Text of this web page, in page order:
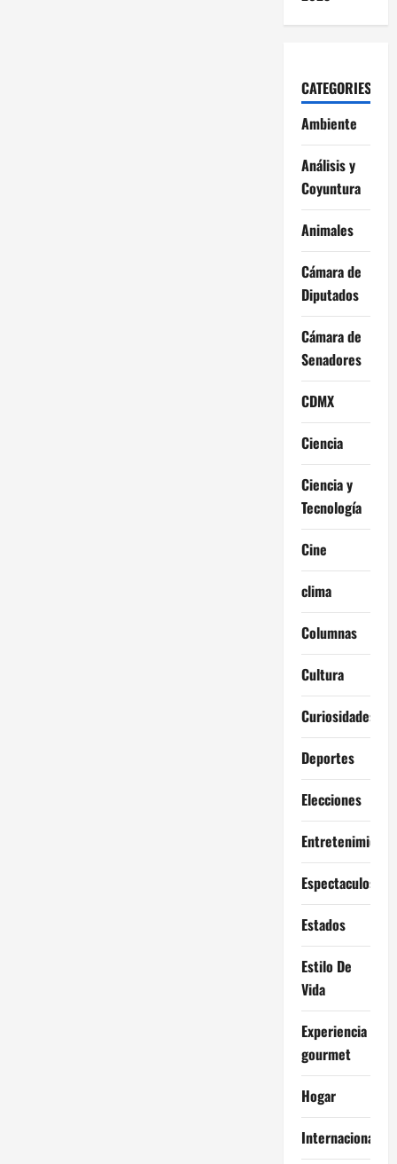
CATEGORIES
Ambiente
Análisis y
Coyuntura
Animales
Cámara de
Diputados
Cámara de
Senadores
CDMX
Ciencia
Ciencia y
Tecnología
Cine
clima
Columnas
Cultura
Curiosidades
Deportes
Elecciones
Entretenimiento
Espectaculos
Estados
Estilo De
Vida
Experiencia
gourmet
Hogar
Internacional